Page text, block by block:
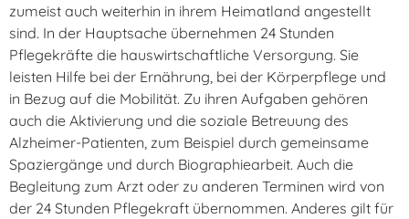
zumeist auch weiterhin in ihrem Heimatland angestellt
sind. In der Hauptsache übernehmen 24 Stunden
Pflegekräfte die hauswirtschaftliche Versorgung. Sie
leisten Hilfe bei der Ernährung, bei der Körperpflege und
in Bezug auf die Mobilität. Zu ihren Aufgaben gehören
auch die Aktivierung und die soziale Betreuung des
Alzheimer-Patienten, zum Beispiel durch gemeinsame
Spaziergänge und durch Biographiearbeit. Auch die
Begleitung zum Arzt oder zu anderen Terminen wird von
der 24 Stunden Pflegekraft übernommen. Anderes gilt für